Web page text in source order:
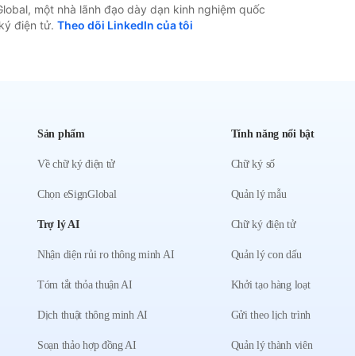
cho xử lý backend hiệu quả và xuất ra các
một nhà lãnh đạo dày dạn kinh nghiệm quốc
điện tử. Theo dõi LinkedIn của tôi
Sản phẩm
Về chữ ký điện tử
Chọn eSignGlobal
Trợ lý AI
Nhận diện rủi ro thông minh AI
Tóm tắt thỏa thuận AI
Dịch thuật thông minh AI
Soạn thảo hợp đồng AI
Tính năng nổi bật
Chữ ký số
Quản lý mẫu
Chữ ký điện tử
Quản lý con dấu
Khởi tạo hàng loạt
Gửi theo lịch trình
Quản lý thành viên